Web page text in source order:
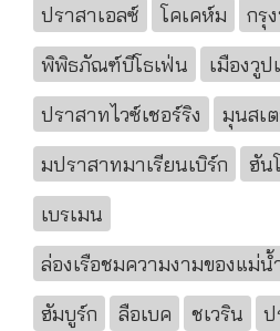
ปราสาเอลซ์
โคเคห์ม
กรุ
พิพิธภัณฑ์บีโธเฟ่น
เมืองวู
ปราสาทไวซ์เชอร์ริง
มุนสเ
มปราสาทมาเรียนเบิร์ก
ฮัน
เบรเมน
ล่องเรือชมความงามของแม่น้
ฮัมบูร์ก
ลือเบค ชเวริน
ป